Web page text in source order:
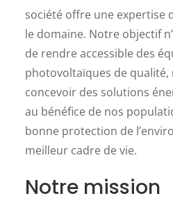
société offre une expertise
le domaine. Notre objectif
de rendre accessible des
photovoltaïques de qualité,
concevoir des solutions
au bénéfice de nos
bonne protection de
meilleur cadre de vie.
Notre mission